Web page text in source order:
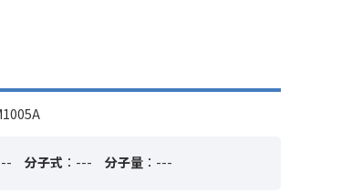
分子式 ：--- 分子量 ：---